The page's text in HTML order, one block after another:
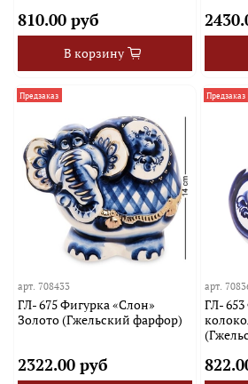
810.00 руб
В корзину
Предзаказ
арт.708433
ГЛ- 675 Фигурка «Слон»
Золото (Гжельский фарфор)
2322.00 руб
Предзаказ
арт.
ГЛ-